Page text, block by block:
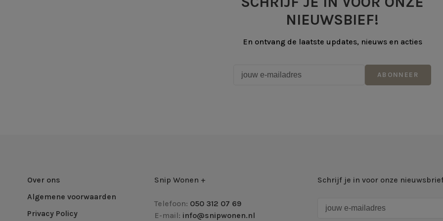
NIEUWSBIEF!
En ontvang de laatste updates, nieuws en acties
ABONNEER
Over ons
Algemene voorwaarden
Privacy Policy
Snip Wonen +
Telefoon: 050 312 07 69
E-mail: info@snipwonen.nl
Schrijf je in voor onze